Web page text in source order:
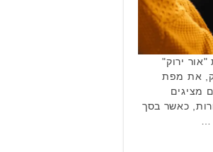
ירוק"
את מפת
לשנת 2024. הנתונים מציגים
כאשר בסך